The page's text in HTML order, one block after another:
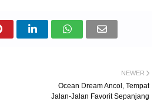
NEWER
Ocean Dream Ancol, Tempat
Jalan-Jalan Favorit Sepanjang